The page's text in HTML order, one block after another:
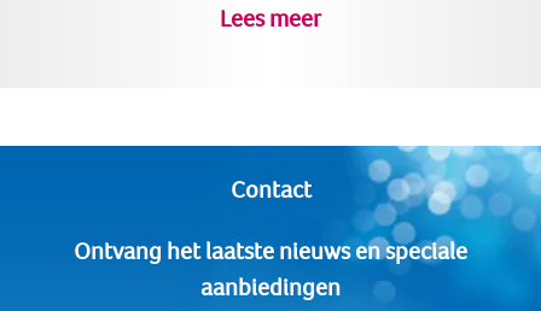
Lees meer
Contact
Ontvang het laatste nieuws en speciale
aanbiedingen